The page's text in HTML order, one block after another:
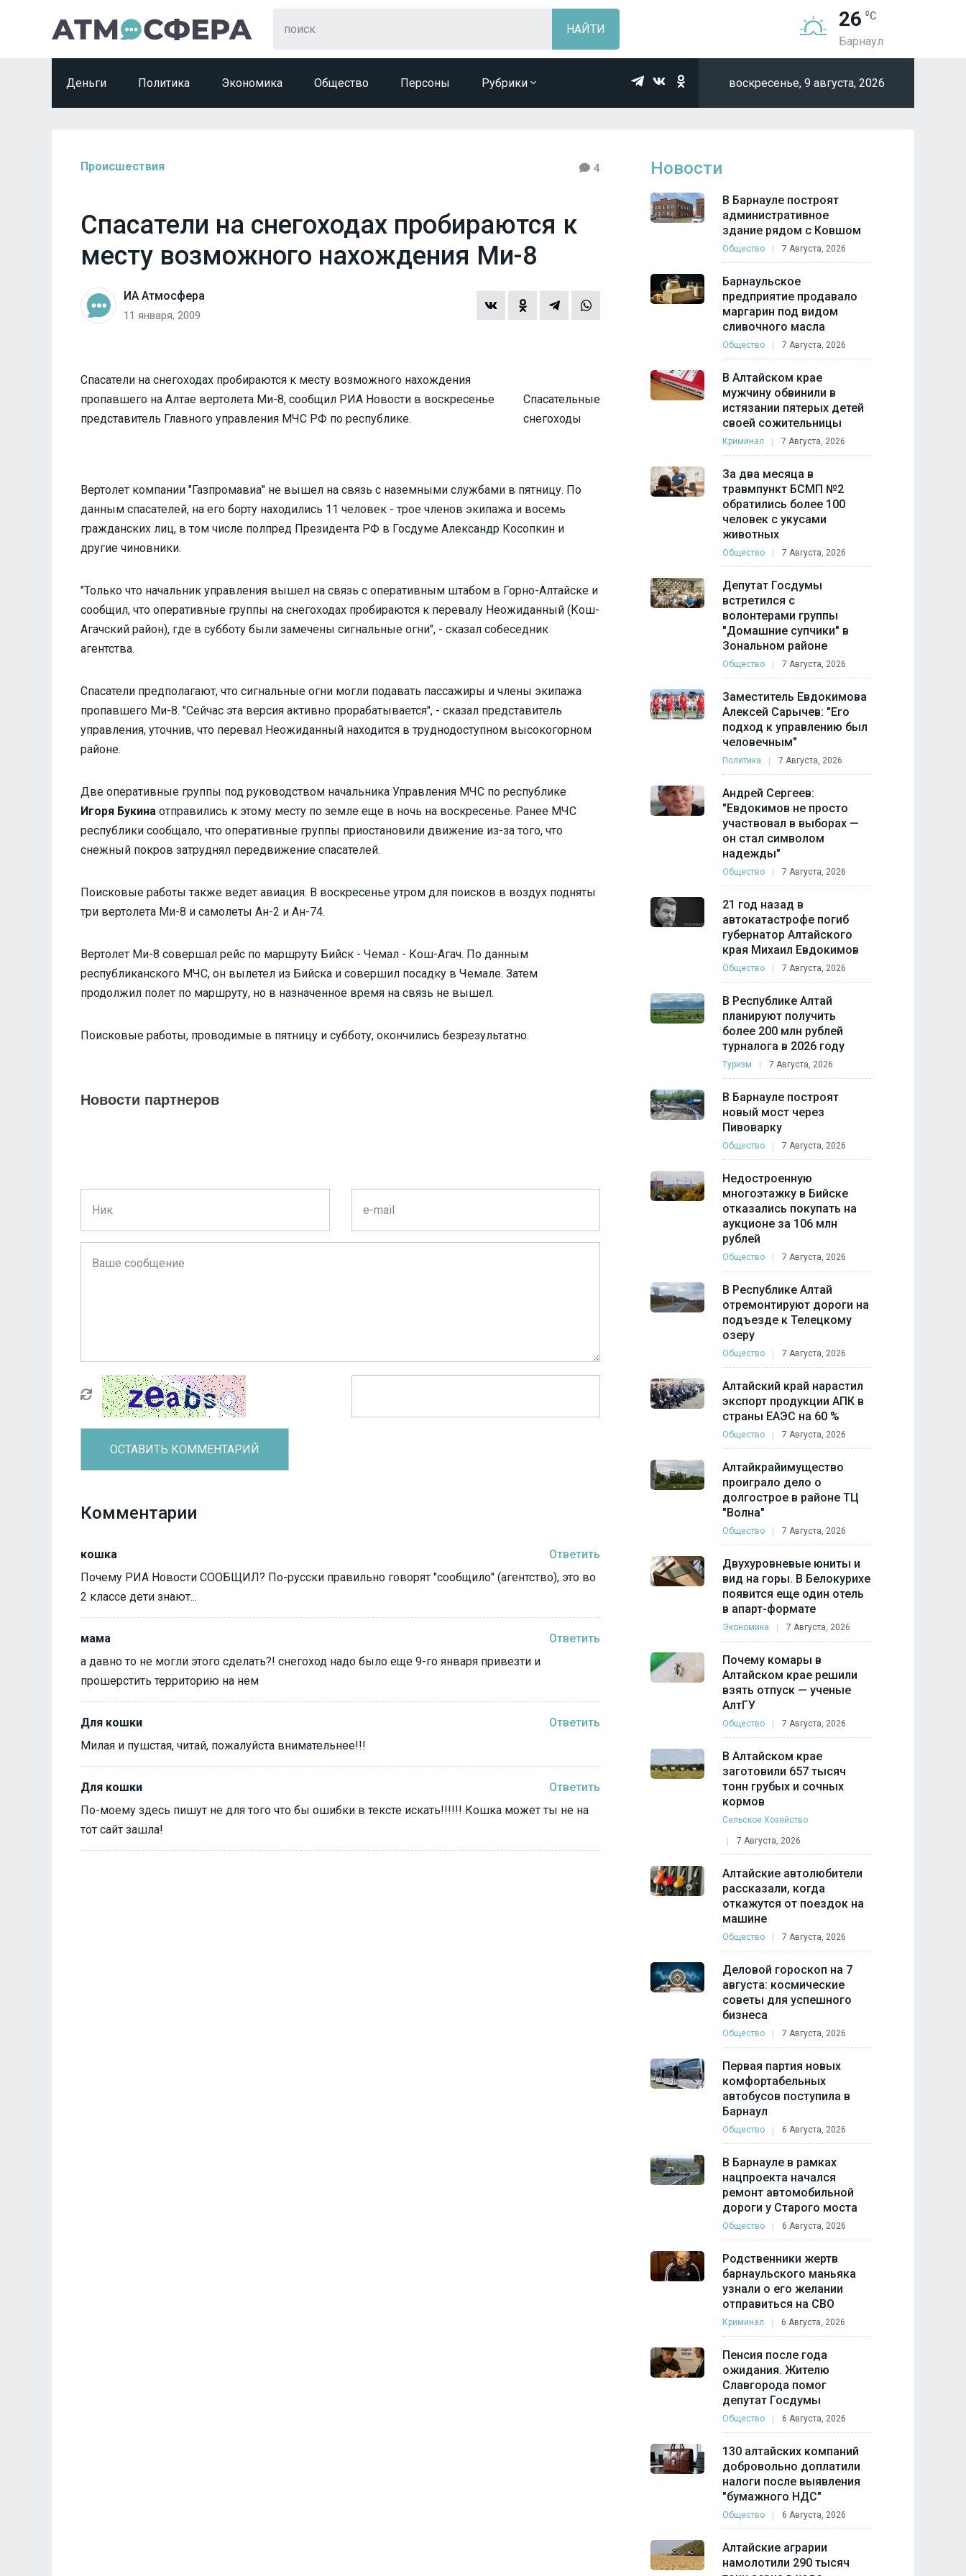
26
Барнаул
Деньги Политика Экономика Общество Персоны Рубрики воскресенье, 9 августа, 2026
Происшествия 4
Спасатели на снегоходах пробираются к
месту возможного нахождения Ми-8
ИА Атмосфера
11 января, 2009
Спасательные
снегоходы
Спасатели на снегоходах пробираются к месту возможного нахождения
пропавшего на Алтае вертолета Ми-8, сообщил РИА Новости в воскресенье
представитель Главного управления МЧС РФ по республике.
Вертолет компании "Газпромавиа" не вышел на связь с наземными службами в пятницу. По
данным спасателей, на его борту находились 11 человек - трое членов экипажа и восемь
гражданских лиц, в том числе полпред Президента РФ в Госдуме Александр Косопкин и
другие чиновники.
"Только что начальник управления вышел на связь с оперативным штабом в Горно-Алтайске и
сообщил, что оперативные группы на снегоходах пробираются к перевалу Неожиданный (Кош-
Агачский район), где в субботу были замечены сигнальные огни", - сказал собеседник
агентства.
Спасатели предполагают, что сигнальные огни могли подавать пассажиры и члены экипажа
пропавшего Ми-8. "Сейчас эта версия активно прорабатывается", - сказал представитель
управления, уточнив, что перевал Неожиданный находится в труднодоступном высокогорном
районе.
Две оперативные группы под руководством начальника Управления МЧС по республике
Игоря Букина отправились к этому месту по земле еще в ночь на воскресенье. Ранее МЧС
республики сообщало, что оперативные группы приостановили движение из-за того, что
снежный покров затруднял передвижение спасателей.
Поисковые работы также ведет авиация. В воскресенье утром для поисков в воздух подняты
три вертолета Ми-8 и самолеты Ан-2 и Ан-74.
Вертолет Ми-8 совершал рейс по маршруту Бийск - Чемал - Кош-Агач. По данным
республиканского МЧС, он вылетел из Бийска и совершил посадку в Чемале. Затем
продолжил полет по маршруту, но в назначенное время на связь не вышел.
Поисковые работы, проводимые в пятницу и субботу, окончились безрезультатно.
Новости партнеров
Комментарии
кошка
Ответить
Почему РИА Новости СООБЩИЛ? По-русски правильно говорят "сообщило" (агентство), это во
2 классе дети знают...
мама
Ответить
а давно то не могли этого сделать?! снегоход надо было еще 9-го января привезти и
прошерстить территорию на нем
Для кошки
Ответить
Милая и пушстая, читай, пожалуйста внимательнее!!!
Для кошки
Ответить
По-моему здесь пишут не для того что бы ошибки в тексте искать!!!!!! Кошка может ты не на
тот сайт зашла!
Новости
В Барнауле построят
административное
здание рядом с Ковшом
Общество 7 Августа, 2026
Барнаульское
предприятие продавало
маргарин под видом
сливочного масла
Общество 7 Августа, 2026
В Алтайском крае
мужчину обвинили в
истязании пятерых детей
своей сожительницы
Криминал 7 Августа, 2026
За два месяца в
травмпункт БСМП №2
обратились более 100
человек с укусами
животных
Общество 7 Августа, 2026
Депутат Госдумы
встретился с
волонтерами группы
"Домашние супчики" в
Зональном районе
Общество 7 Августа, 2026
Заместитель Евдокимова
Алексей Сарычев: "Его
подход к управлению был
человечным"
Политика 7 Августа, 2026
Андрей Сергеев:
"Евдокимов не просто
участвовал в выборах —
он стал символом
надежды"
Общество 7 Августа, 2026
21 год назад в
автокатастрофе погиб
губернатор Алтайского
края Михаил Евдокимов
Общество 7 Августа, 2026
В Республике Алтай
планируют получить
более 200 млн рублей
турналога в 2026 году
Туризм 7 Августа, 2026
В Барнауле построят
новый мост через
Пивоварку
Общество 7 Августа, 2026
Недостроенную
многоэтажку в Бийске
отказались покупать на
аукционе за 106 млн
рублей
Общество 7 Августа, 2026
В Республике Алтай
отремонтируют дороги на
подъезде к Телецкому
озеру
Общество 7 Августа, 2026
Алтайский край нарастил
экспорт продукции АПК в
страны ЕАЭС на 60 %
Общество 7 Августа, 2026
Алтайкрайимущество
проиграло дело о
долгострое в районе ТЦ
"Волна"
Общество 7 Августа, 2026
Двухуровневые юниты и
вид на горы. В Белокурихе
появится еще один отель
в апарт-формате
Экономика 7 Августа, 2026
Почему комары в
Алтайском крае решили
взять отпуск — ученые
АлтГУ
Общество 7 Августа, 2026
В Алтайском крае
заготовили 657 тысяч
тонн грубых и сочных
кормов
Сельское Хозяйство
7 Августа, 2026
Алтайские автолюбители
рассказали, когда
откажутся от поездок на
машине
Общество 7 Августа, 2026
Деловой гороскоп на 7
августа: космические
советы для успешного
бизнеса
Общество 7 Августа, 2026
Первая партия новых
комфортабельных
автобусов поступила в
Барнаул
Общество 6 Августа, 2026
В Барнауле в рамках
нацпроекта начался
ремонт автомобильной
дороги у Старого моста
Общество 6 Августа, 2026
Родственники жертв
барнаульского маньяка
узнали о его желании
отправиться на СВО
Криминал 6 Августа, 2026
Пенсия после года
ожидания. Жителю
Славгорода помог
депутат Госдумы
Общество 6 Августа, 2026
130 алтайских компаний
добровольно доплатили
налоги после выявления
"бумажного НДС"
Общество 6 Августа, 2026
Алтайские аграрии
намолотили 290 тысяч